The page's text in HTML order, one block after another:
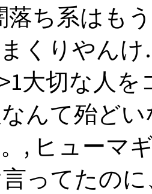
ち系はも
くりやんけ
大切な人
んて殆ど
, ヒューマ
ってたの